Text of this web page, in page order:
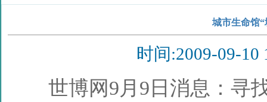
城市生命馆
时间:2009-09-
世博网9月9日消息：寻找